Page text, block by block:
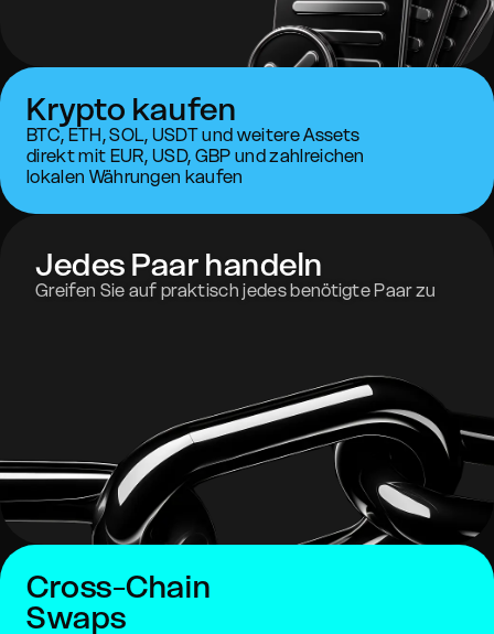
Jedes Paar handeln
Greifen Sie auf praktisch jedes benötigte Paar zu
Krypto kaufen
BTC, ETH, SOL, USDT und weitere Assets
direkt mit EUR, USD, GBP und zahlreichen
lokalen Währungen kaufen
Cross-Chain
Swaps